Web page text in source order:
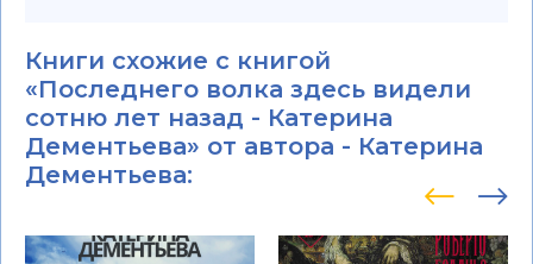
Книги схожие с книгой
«Последнего волка здесь видели
сотню лет назад - Катерина
Дементьева» от автора - Катерина
Дементьева: